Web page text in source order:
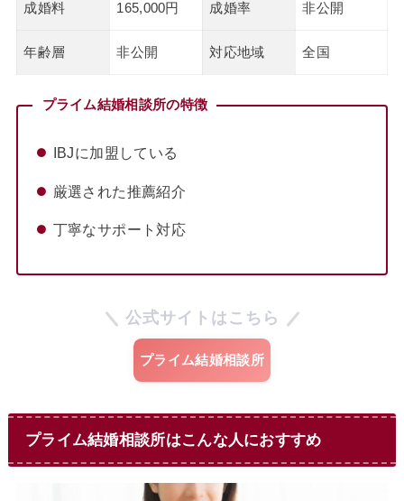
成婚料 165,000円 成婚率 非公開
年齢層 非公開 対応地域 全国
プライム結婚相談所の特徴
IBJに加盟している
厳選された推薦紹介
丁寧なサポート対応
公式サイトはこちら
プライム結婚相談所
プライム結婚相談所はこんな人におすすめ